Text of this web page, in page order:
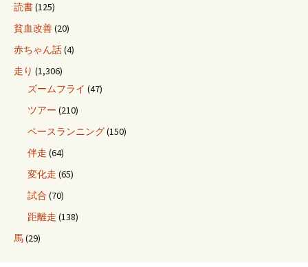
読書(125)
貧血改善(20)
赤ちゃん話(4)
走り (1,306)
ズームフライ (47)
ツアー (210)
ペースランニング(150)
伴走 (64)
変化走 (65)
試合 (70)
距離走 (138)
馬(29)